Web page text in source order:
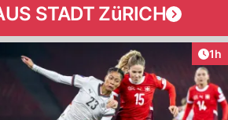
STADT ZüRICH
1h